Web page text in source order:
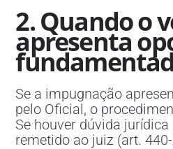
2. Quando o
apresenta
Se a impugnação
pelo Oficial, o
Se houver dúvida
remetido ao juiz (art. 440-